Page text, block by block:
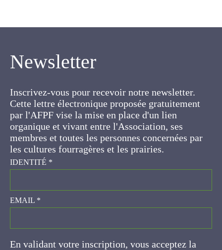
Newsletter
Cette lettre électronique proposée
gratuitement par l'AFPF vise la mise en place
d'un lien organique et vivant entre l'Association,
ses membres et toutes les personnes
concernées par les cultures fourragères et les
prairies.
IDENTITÉ*
EMAIL*
En validant votre inscription, vous acceptez la